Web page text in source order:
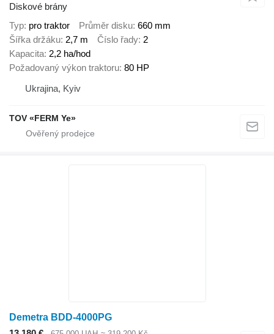
Diskové brány
Typ pro traktor Průměr disku 660 mm
Šířka držáku 2,7 m Číslo řady 2
Kapacita 2,2 ha/hod
Požadovaný výkon traktoru 80 HP
Ukrajina, Kyiv
TOV «FERM Ye»
Demetra BDD-4000PG